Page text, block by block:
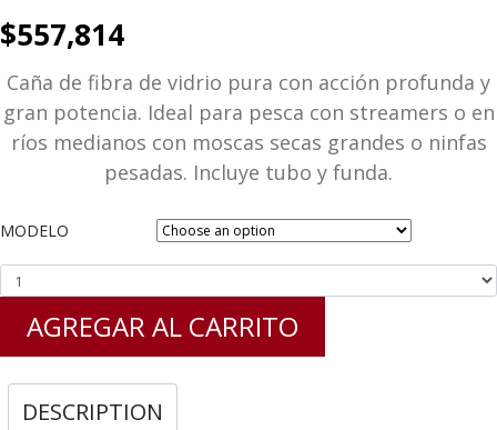
$557,814
Caña de fibra de vidrio pura con acción profunda y
gran potencia. Ideal para pesca con streamers o en
ríos medianos con moscas secas grandes o ninfas
pesadas. Incluye tubo y funda.
MODELO
AGREGAR AL CARRITO
DESCRIPTION